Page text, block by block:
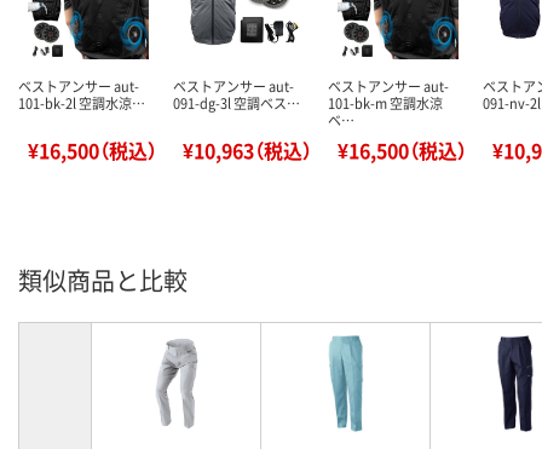
ベストアンサー aut-
101-bk-2l 空調水涼…
¥16,500（税込）
ベストアンサー aut-
091-dg-3l 空調ベス…
¥10,963（税込）
ベストアンサー aut-
101-bk-m 空調水涼
ベ…
¥16,500（税込）
ベストア
091-nv-
類似商品と比較